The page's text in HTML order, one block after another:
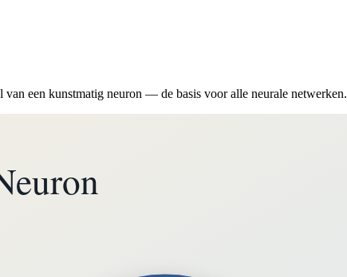
een kunstmatig neuron — de basis voor alle neurale netwerken.